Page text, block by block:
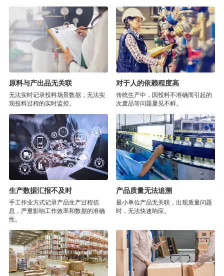
原料与产出品无关联
无法实时记录投料场景数据，无法实
现投料过程的实时监控。
对于人的依赖程度高
传统生产中，因投料不准确而引起的
次废品等问题屡见不鲜。
生产数据汇报不及时
手工作业方式记录产品生产过程信
息，严重影响工作效率和数据的准确
性。
产品质量无法追溯
最小单位产品无关联，出现质量问题
时，无法快速响应。